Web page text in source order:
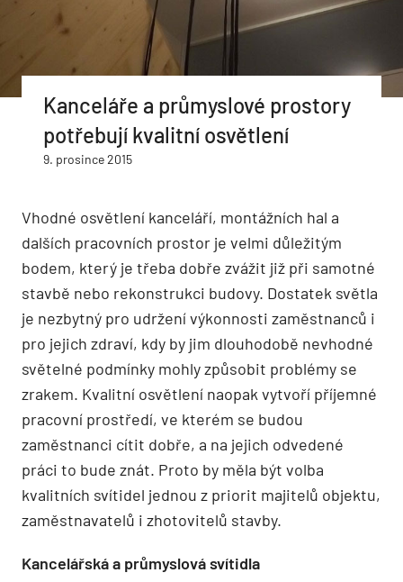
Kanceláře a průmyslové prostory
potřebují kvalitní osvětlení
9. prosince 2015
Vhodné osvětlení kanceláří, montážních hal a
dalších pracovních prostor je velmi důležitým
bodem, který je třeba dobře zvážit již při samotné
stavbě nebo rekonstrukci budovy. Dostatek světla
je nezbytný pro udržení výkonnosti zaměstnanců i
pro jejich zdraví, kdy by jim dlouhodobě nevhodné
světelné podmínky mohly způsobit problémy se
zrakem. Kvalitní osvětlení naopak vytvoří příjemné
pracovní prostředí, ve kterém se budou
zaměstnanci cítit dobře, a na jejich odvedené
práci to bude znát. Proto by měla být volba
kvalitních svítidel jednou z priorit majitelů objektu,
zaměstnavatelů i zhotovitelů stavby.
Kancelářská a průmyslová svítidla